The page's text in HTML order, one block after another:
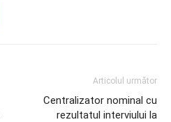
Articolul următor
Centralizator nominal cu
rezultatul interviului la